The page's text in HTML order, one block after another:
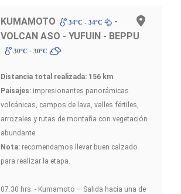
KUMAMOTO 34ºC - 34ºC
-
VOLCAN ASO - YUFUIN - BEPPU
30ºC - 30ºC
Distancia total realizada: 156 km
Paisajes: impresionantes panorámicas
volcánicas, campos de lava, valles fértiles,
arrozales y rutas de montaña con vegetación
abundante.
Nota: recomendamos llevar buen calzado
para realizar la etapa.
07.30 hrs. - Kumamoto – Salida hacia una de